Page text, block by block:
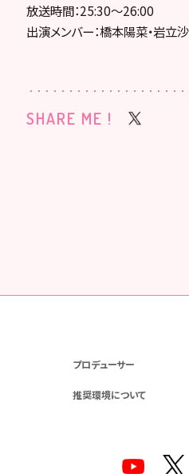
放送時間：25:30～26:00
出演メンバー：橋本陽菜・岩立
SHARE ME !
プロデューサー
推奨環境について